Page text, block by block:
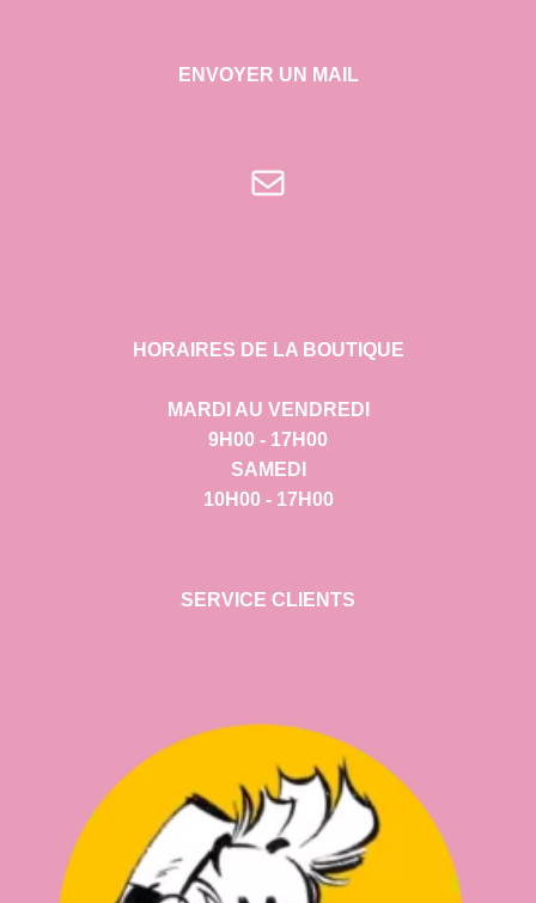
ENVOYER UN MAIL
E-mail
HORAIRES DE LA BOUTIQUE
MARDI AU VENDREDI
9H00 - 17H00
SAMEDI
10H00 - 17H00
SERVICE CLIENTS